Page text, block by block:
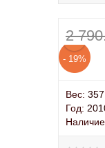
2
- 19%
Вес:
Год: